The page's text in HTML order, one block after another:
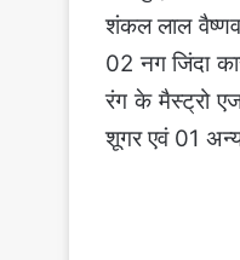
शंकल लाल
02 नग जिंदा
रंग के मैस्ट्रो
शूगर एवं 01 अन्य